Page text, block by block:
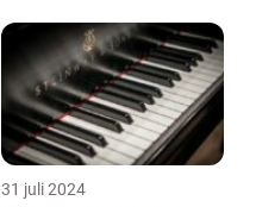
31 juli 2024